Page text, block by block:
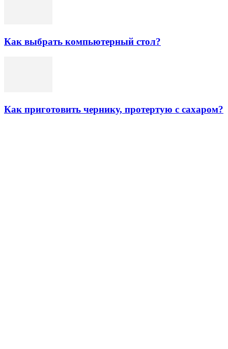
Как выбрать компьютерный стол?
Как приготовить чернику, протертую с сахаром?